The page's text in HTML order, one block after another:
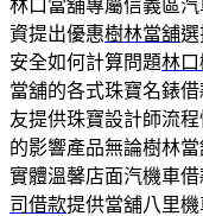
林口當舖專屬信義區
資提出優惠樹林當舖選
安全如何計算問題林
當舖的各式珠寶名錶
友提供珠寶設計師流
的影響產品無論樹林
實體溫馨店面汽機車
司借款提供當舖八里